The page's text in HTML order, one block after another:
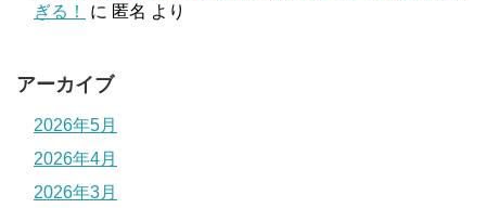
ぎる！
に 匿名 より
アーカイブ
2026年5月
2026年4月
2026年3月